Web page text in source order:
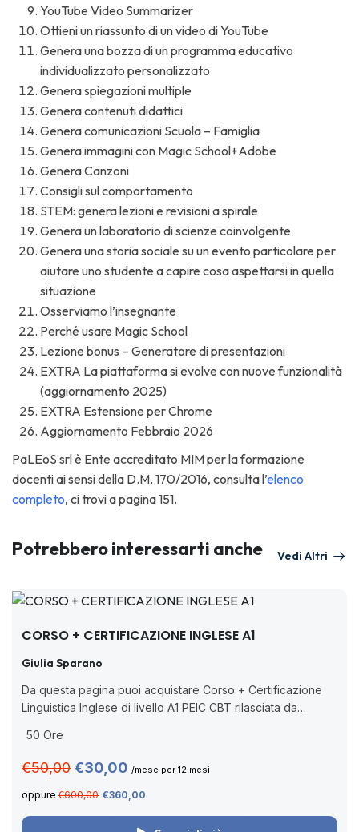
YouTube Video Summarizer
Ottieni un riassunto di un video di YouTube
Genera una bozza di un programma educativo
individualizzato personalizzato
Genera spiegazioni multiple
Genera contenuti didattici
Genera comunicazioni Scuola – Famiglia
Genera immagini con Magic School+Adobe
Genera Canzoni
Consigli sul comportamento
STEM: genera lezioni e revisioni a spirale
Genera un laboratorio di scienze coinvolgente
Genera una storia sociale su un evento particolare per
aiutare uno studente a capire cosa aspettarsi in quella
situazione
Osserviamo l’insegnante
Perché usare Magic School
Lezione bonus – Generatore di presentazioni
EXTRA La piattaforma si evolve con nuove funzionalità
(aggiornamento 2025)
EXTRA Estensione per Chrome
Aggiornamento Febbraio 2026
PaLEoS srl è Ente accreditato MIM per la formazione
docenti ai sensi della D.M. 170/2016, consulta l’elenco
completo, ci trovi a pagina 151.
Potrebbero interessarti anche Vedi Altri
CORSO + CERTIFICAZIONE INGLESE A1
Giulia Sparano
Da questa pagina puoi acquistare Corso + Certificazione
Linguistica Inglese di livello A1 PEIC CBT rilasciata da
62/2022 con nuova nota prot....
50 Ore
€50,00 €30,00 /mese per 12 mesi
oppure €600,00 €360,00